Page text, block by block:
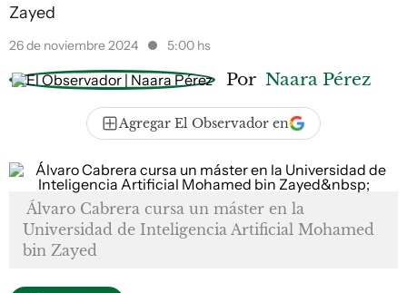
Zayed
26 de noviembre 2024 5:00 hs
Por Naara Pérez
Agregar El Observador en
Álvaro Cabrera cursa un máster en la
Universidad de Inteligencia Artificial Mohamed
bin Zayed